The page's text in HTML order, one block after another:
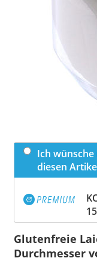
Ich
diesen
Glutenfreie
Durchmesser